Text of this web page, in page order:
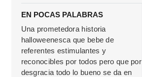
EN POCAS PALABRAS
Una prometedora historia
halloweenesca que bebe de
referentes estimulantes y
reconocibles por todos pero que por
desgracia todo lo bueno se da en